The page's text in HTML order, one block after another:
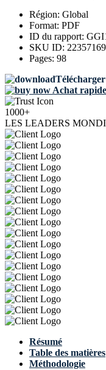
Région: Global
Format: PDF
ID du rapport:
SKU ID: 22357169
Pages: 98
Achat rapide
1000+
LES LEADERS
Résumé
Table des matières
Méthodologie